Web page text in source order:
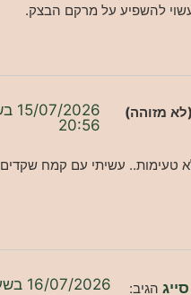
על מרקם הבצק.
15/07/2026 בשעה
20:56
עשיתי עם קמח שקדים בלבד, יצא
16/07/2026 בשעה 09:03